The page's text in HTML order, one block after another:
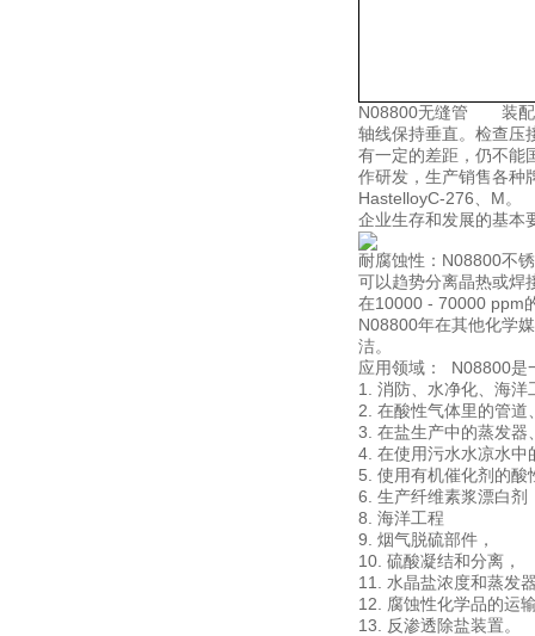
N08800无缝管 装配密
轴线保持垂直。检查压
有一定的差距，仍不
作研发，生产销售各种
HastelloyC-276、M。
企业生存和发展的基本
耐腐蚀性：N08800不
可以趋势分离晶热或焊
在10000 - 70000 ppm
N08800年在其他化学
洁。
应用领域： N08800是
1. 消防、水净化、海
2. 在酸性气体里的管
3. 在盐生产中的蒸发
4. 在使用污水水凉水
5. 使用有机催化剂的
6. 生产纤维素浆漂白剂
8. 海洋工程
9. 烟气脱硫部件，
10. 硫酸凝结和分离，
11. 水晶盐浓度和蒸发
12. 腐蚀性化学品的运
13. 反渗透除盐装置。